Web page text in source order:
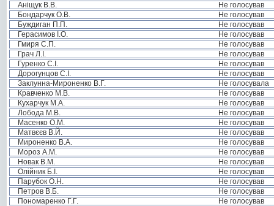
Аніщук В.В.
Не голосував
Бондарчук О.В.
Не голосував
Буждиган П.П.
Не голосував
Герасимов І.О.
Не голосував
Гмиря С.П.
Не голосував
Грач Л.І.
Не голосував
Гуренко С.І.
Не голосував
Дорогунцов С.І.
Не голосував
Заклунна-Мироненко В.Г.
Не голосувала
Кравченко М.В.
Не голосував
Кухарчук М.А.
Не голосував
Лобода М.В.
Не голосував
Масенко О.М.
Не голосував
Матвєєв В.Й.
Не голосував
Мироненко В.А.
Не голосував
Мороз А.М.
Не голосував
Новак В.М.
Не голосував
Олійник Б.І.
Не голосував
Парубок О.Н.
Не голосував
Петров В.Б.
Не голосував
Пономаренко Г.Г.
Не голосував